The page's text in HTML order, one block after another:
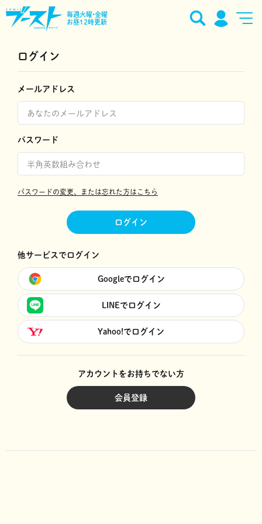
毎週火曜•金曜
お昼12時更新
ログイン
メールアドレス
パスワード
パスワードの変更、または忘れた方はこちら
ログイン
他サービスでログイン
Googleでログイン
LINEでログイン
Yahoo!でログイン
アカウントをお持ちでない方
会員登録